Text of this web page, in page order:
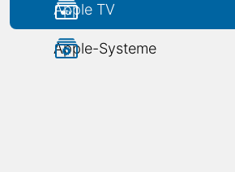
Apple TV
Apple-Systeme